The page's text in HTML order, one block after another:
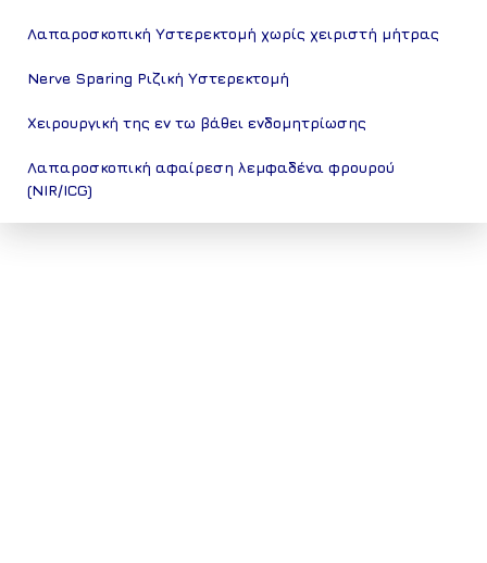
Λαπαροσκοπική Υστερεκτομή χωρίς χειριστή μήτρας
Nerve Sparing Ριζική Υστερεκτομή
Χειρουργική της εν τω βάθει ενδομητρίωσης
Λαπαροσκοπική αφαίρεση λεμφαδένα φρουρού
(NIR/ICG)